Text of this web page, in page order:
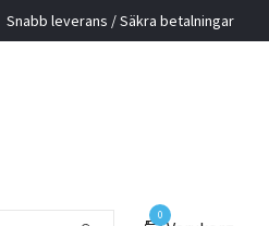
Snabb leverans / Säkra betalningar
0